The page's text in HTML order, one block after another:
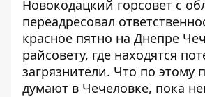
Новокодацкий горсовет с
переадресовал
красное пятно на Днепре
райсовету, где находятся
загрязнители. Что по этому
думают в Чечеловке, пока